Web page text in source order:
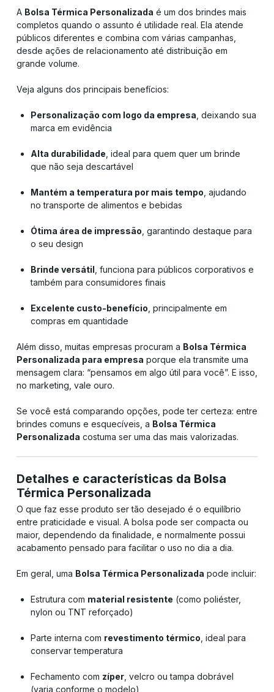
A Bolsa Térmica Personalizada é um dos brindes mais
completos quando o assunto é utilidade real. Ela atende
públicos diferentes e combina com várias campanhas,
desde ações de relacionamento até distribuição em
grande volume.
Veja alguns dos principais benefícios:
Personalização com logo da empresa , deixando sua
marca em evidência
Alta durabilidade , ideal para quem quer um brinde
que não seja descartável
Mantém a temperatura por mais tempo , ajudando
no transporte de alimentos e bebidas
Ótima área de impressão , garantindo destaque para
o seu design
Brinde versátil , funciona para públicos corporativos e
também para consumidores finais
Excelente custo-benefício , principalmente em
compras em quantidade
Além disso, muitas empresas procuram a Bolsa Térmica
Personalizada para empresa porque ela transmite uma
mensagem clara: “pensamos em algo útil para você”. E isso,
no marketing, vale ouro.
Se você está comparando opções, pode ter certeza: entre
brindes comuns e esquecíveis, a Bolsa Térmica
Personalizada costuma ser uma das mais valorizadas.
Detalhes e características da Bolsa
Térmica Personalizada
O que faz esse produto ser tão desejado é o equilíbrio
entre praticidade e visual. A bolsa pode ser compacta ou
maior, dependendo da finalidade, e normalmente possui
acabamento pensado para facilitar o uso no dia a dia.
Em geral, uma Bolsa Térmica Personalizada pode incluir:
Estrutura com material resistente (como poliéster,
nylon ou TNT reforçado)
Parte interna com revestimento térmico , ideal para
conservar temperatura
Fechamento com zíper , velcro ou tampa dobrável
(varia conforme o modelo)